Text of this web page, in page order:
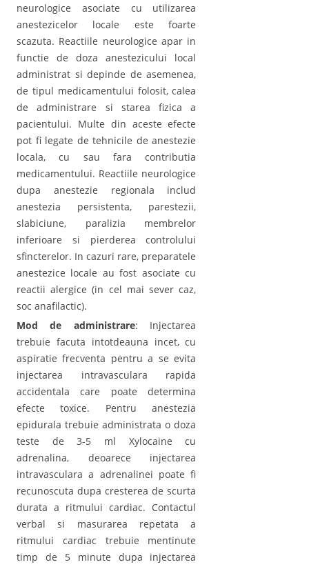
neurologice asociate cu utilizarea
anestezicelor locale este foarte
scazuta. Reactiile neurologice apar in
functie de doza anestezicului local
administrat si depinde de asemenea,
de tipul medicamentului folosit, calea
de administrare si starea fizica a
pacientului. Multe din aceste efecte
pot fi legate de tehnicile de anestezie
locala, cu sau fara contributia
medicamentului. Reactiile neurologice
dupa anestezie regionala includ
anestezia persistenta, parestezii,
slabiciune, paralizia membrelor
inferioare si pierderea controlului
sfincterelor. In cazuri rare, preparatele
anestezice locale au fost asociate cu
reactii alergice (in cel mai sever caz,
soc anafilactic).
Mod de administrare: Injectarea
trebuie facuta intotdeauna incet, cu
aspiratie frecventa pentru a se evita
injectarea intravasculara rapida
accidentala care poate determina
efecte toxice. Pentru anestezia
epidurala trebuie administrata o doza
teste de 3-5 ml Xylocaine cu
adrenalina, deoarece injectarea
intravasculara a adrenalinei poate fi
recunoscuta dupa cresterea de scurta
durata a ritmului cardiac. Contactul
verbal si masurarea repetata a
ritmului cardiac trebuie mentinute
timp de 5 minute dupa injectarea